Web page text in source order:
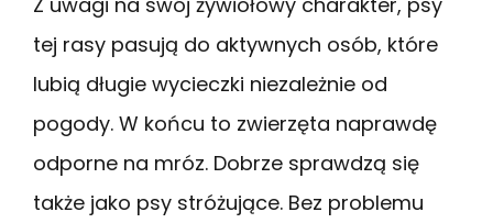
tej rasy pasują do aktywnych osób, które
lubią długie wycieczki niezależnie od
pogody. W końcu to zwierzęta naprawdę
odporne na mróz. Dobrze sprawdzą się
także jako psy stróżujące. Bez problemu